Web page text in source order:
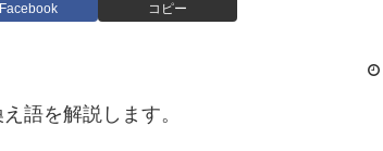
Facebook コピー
語を解説します。